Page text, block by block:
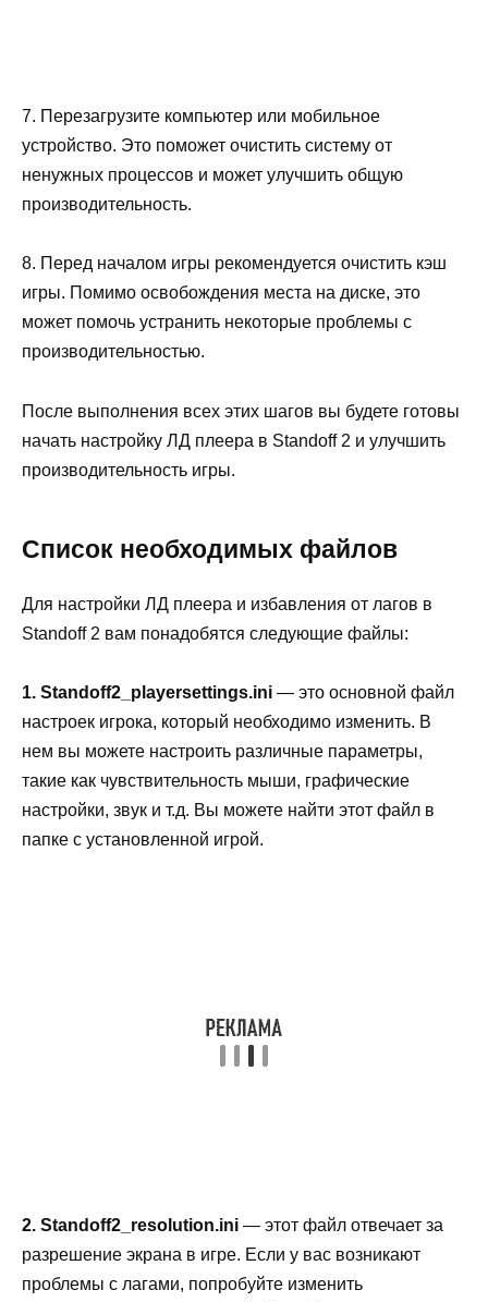
7. Перезагрузите компьютер или мобильное
устройство. Это поможет очистить систему от
ненужных процессов и может улучшить общую
производительность.
8. Перед началом игры рекомендуется очистить кэш
игры. Помимо освобождения места на диске, это
может помочь устранить некоторые проблемы с
производительностью.
После выполнения всех этих шагов вы будете готовы
начать настройку ЛД плеера в Standoff 2 и улучшить
производительность игры.
Список необходимых файлов
Для настройки ЛД плеера и избавления от лагов в
Standoff 2 вам понадобятся следующие файлы:
1. Standoff2_playersettings.ini — это основной файл
настроек игрока, который необходимо изменить. В
нем вы можете настроить различные параметры,
такие как чувствительность мыши, графические
настройки, звук и т.д. Вы можете найти этот файл в
папке с установленной игрой.
2. Standoff2_resolution.ini — этот файл отвечает за
разрешение экрана в игре. Если у вас возникают
проблемы с лагами, попробуйте изменить